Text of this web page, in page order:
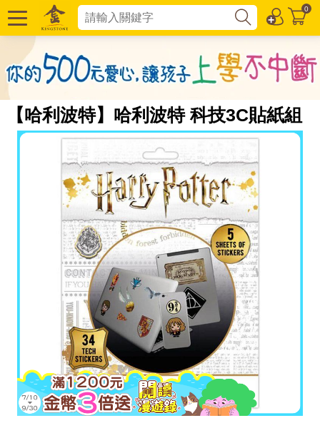
0
【哈利波特】哈利波特 科技3C貼紙組